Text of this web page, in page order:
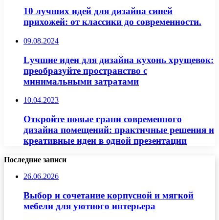
10 лучших идей для дизайна синей
прихожей: от классики до современности.
09.08.2024
Lучшие идеи для дизайна кухонь хрущевок:
преобразуйте пространство с
минимальными затратами
10.04.2023
Откройте новые грани современного
дизайна помещений: практичные решения и
креативные идеи в одной презентации
Последние записи
26.06.2026
Выбор и сочетание корпусной и мягкой
мебели для уютного интерьера